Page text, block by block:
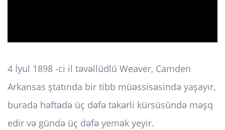
4 İyul 1898 -ci il təvəllüdlü Weaver, Camden
Arkansas ştatında bir tibb müəssisəsində yaşayır,
burada həftədə üç dəfə təkərli kürsüsündə məşq
edir və gündə üç dəfə yemək yeyir.